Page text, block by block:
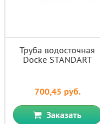
Труба водосточная
Docke STANDART
700,45 руб.
Заказать